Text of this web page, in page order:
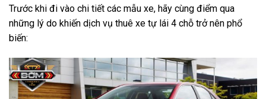
Trước khi đi vào chi tiết các mẫu xe, hãy cùng điểm qua
những lý do khiến dịch vụ thuê xe tự lái 4 chỗ trở nên phổ
biến: